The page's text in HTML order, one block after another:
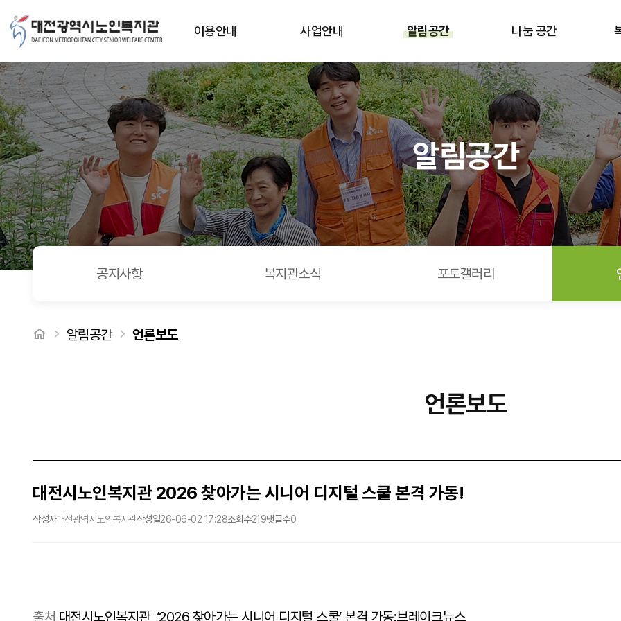
대전시노인복지관 2026 찾아가는 시니어 디지털 스쿨 본격 가동! > 언론보도
이용안내 사업안내 알림공간 나눔 공간
알림공간
공지사항 복지관소식 포토갤러리
처음으로
알림공간 언론보도
언론보도
대전시노인복지관 2026 찾아가는 시니어 디지털 스쿨 본격 가동!
작성자대전광역시노인복지관작성일26-06-02 17:28조회수219댓글수0
출처 대전시노인복지관, ‘2026 찾아가는 시니어 디지털 스쿨’ 본격 가동:브레이크뉴스